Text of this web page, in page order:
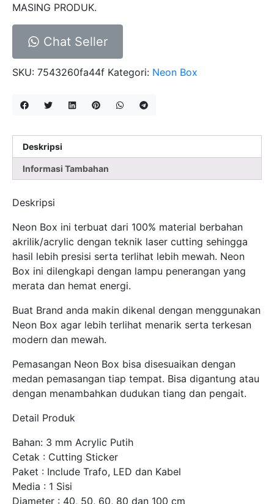
MASING PRODUK.
Chat Seller
SKU: 7543260fa44f Kategori: Neon Box
Deskripsi
Informasi Tambahan
Deskripsi
Neon Box ini terbuat dari 100% material berbahan
akrilik/acrylic dengan teknik laser cutting sehingga
hasil lebih presisi serta terlihat lebih mewah. Neon
Box ini dilengkapi dengan lampu penerangan yang
merata dan hemat energi.
Buat Brand anda makin dikenal dengan menggunakan
Neon Box agar lebih terlihat menarik serta terkesan
modern dan mewah.
Pemasangan Neon Box bisa disesuaikan dengan
medan pemasangan tiap tempat. Bisa digantung atau
dengan menambahkan dudukan tiang dan pengait.
Detail Produk
Bahan: 3 mm Acrylic Putih
Cetak : Cutting Sticker
Paket : Include Trafo, LED dan Kabel
Media : 1 Sisi
Diameter : 40, 50, 60, 80 dan 100 cm